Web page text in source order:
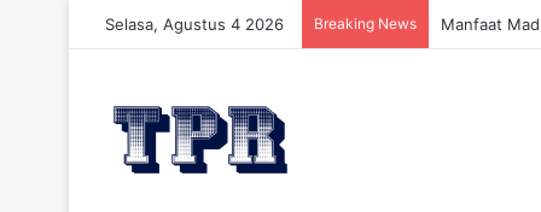
Selasa, Agustus 4 2026 Breaking News Manfaat